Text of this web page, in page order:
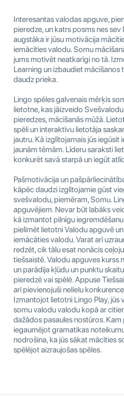
Interesantas valodas apguve,
pieredze, un katrs posms nes
augstāka ir jūsu motivācija
iemācīties valodu. Somu
jums motivēt neatkarīgi no tā.
Learning un izbaudiet mācīšanos
daudz prieka.
Lingo spēles galvenais mērķis
lietotne, kas jāizveido
pieredzes, mācīšanās mūžā.
spēli un interaktīvu lietotāja
jautru. Kā izglītojamais jūs iegūsit
jaunām tēmām. Līderu saraksti
konkurēt savā starpā un iegūt
Pašmotivācija un
kāpēc daudzi izglītojamie gūst
svešvalodu, piemēram, Somu.
apguvējiem. Nevar būt labāks
kā izmantot pilnīgu
pielīmēt lietotni Valodu apguvē
iemācāties valodu. Varat arī
redzēt, cik tālu esat nonācis
tiešsaistē. Valodu apguves kurss
un parādīja kļūdu un punktu
pieredzē vai spēlē. Appuse
arī pievienojuši nelielu
Izmantojot lietotni Lingo Play, jūs
somu valodu valodu kopā ar
dažādos pasaules nostūros.
iegaumējot gramatikas
nodrošina, ka jūs sākat mācīties
spēlējot aizraujošas spēles.